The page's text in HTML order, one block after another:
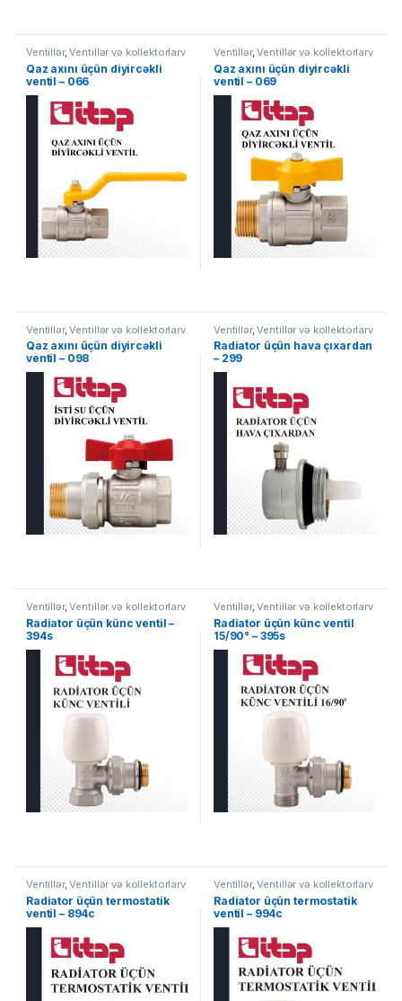
Ventillər,Ventillər və kollektorlarv
Qaz axını üçün diyircəkli
ventil – 066
Ventillər,Ventillər və kollektorlarv
Qaz axını üçün diyircəkli
ventil – 069
Ventillər,Ventillər və kollektorlarv
Qaz axını üçün diyircəkli
ventil – 098
Ventillər,Ventillər və kollektorlarv
Radiator üçün hava çıxardan
– 299
Ventillər,Ventillər və kollektorlarv
Radiator üçün künc ventil –
394s
Ventillər,Ventillər və kollektorlarv
Radiator üçün künc ventil
15/90° – 395s
Ventillər,Ventillər və kollektorlarv
Radiator üçün termostatik
ventil – 894c
Ventillər,Ventillər və kollektorlarv
Radiator üçün termostatik
ventil – 994c